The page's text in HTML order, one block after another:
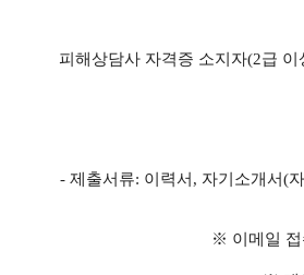
피해상담사 자격증 소지자(2급
- 제출서류: 이력서, 자기소개서(
※ 이메일 접